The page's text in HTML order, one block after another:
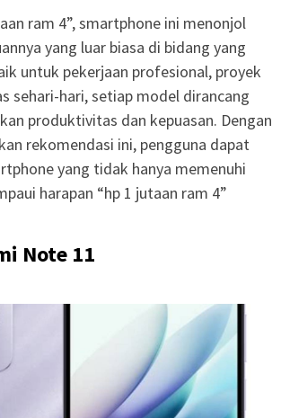
ram 4”, smartphone ini menonjol
yang luar biasa di bidang yang
untuk pekerjaan profesional, proyek
sehari-hari, setiap model dirancang
produktivitas dan kepuasan. Dengan
rekomendasi ini, pengguna dapat
yang tidak hanya memenuhi
harapan “hp 1 jutaan ram 4”
Note 11